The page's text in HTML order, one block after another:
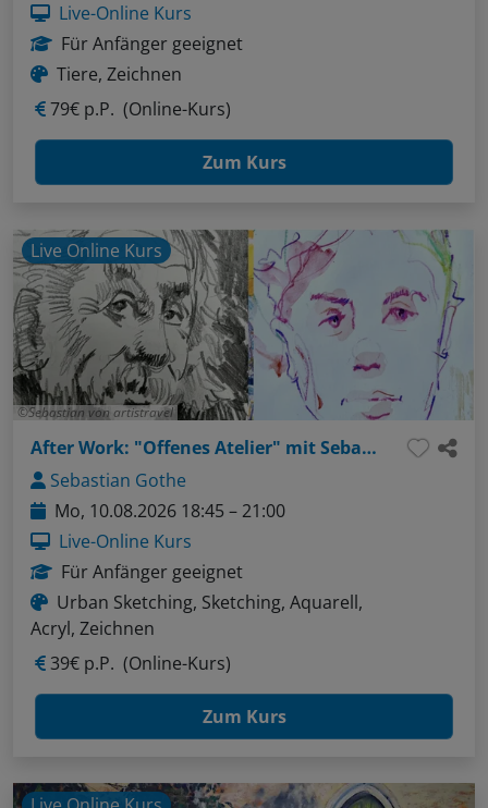
Live-Online Kurs
Für Anfänger geeignet
Tiere, Zeichnen
79€ p.P. (Online-Kurs)
Zum Kurs
Sebastian von artistravel
Live Online Kurs
After Work: "Offenes Atelier" mit Sebastian - Thema: Gesichter ganz einfach (Bleistift / Aquarellstifte)
Sebastian Gothe
Mo, 10.08.2026 18:45 – 21:00
Live-Online Kurs
Für Anfänger geeignet
Urban Sketching, Sketching, Aquarell,
Acryl, Zeichnen
39€ p.P. (Online-Kurs)
Zum Kurs